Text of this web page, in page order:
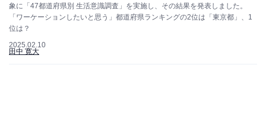
象に「47都道府県別 生活意識調査」を実施し、その結果を発表しました。
「ワーケーションしたいと思う」都道府県ランキングの2位は「東京都」、1
位は？
2025.02.10
田中 寛大